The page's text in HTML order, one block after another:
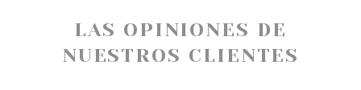
LAS OPINIONES DE
NUESTROS CLIENTES